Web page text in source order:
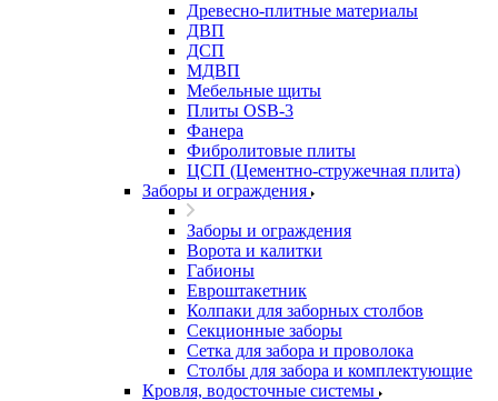
Древесно-плитные материалы
ДВП
ДСП
МДВП
Мебельные щиты
Плиты OSB-3
Фанера
Фибролитовые плиты
ЦСП (Цементно-стружечная плита)
Заборы и ограждения
Заборы и ограждения
Ворота и калитки
Габионы
Евроштакетник
Колпаки для заборных столбов
Секционные заборы
Сетка для забора и проволока
Столбы для забора и комплектующие
Кровля, водосточные системы